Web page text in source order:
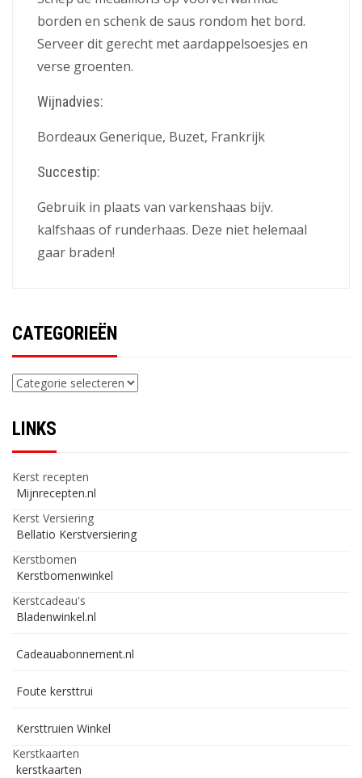
borden en schenk de saus rondom het bord.
Serveer dit gerecht met aardappelsoesjes en
verse groenten.
Wijnadvies:
Bordeaux Generique, Buzet, Frankrijk
Succestip:
Gebruik in plaats van varkenshaas bijv.
kalfshaas of runderhaas. Deze niet helemaal
gaar braden!
CATEGORIEËN
Categorieën
LINKS
Kerst recepten
Mijnrecepten.nl
Kerst Versiering
Bellatio Kerstversiering
Kerstbomen
Kerstbomenwinkel
Kerstcadeau's
Bladenwinkel.nl
Cadeauabonnement.nl
Foute kersttrui
Kersttruien Winkel
Kerstkaarten
kerstkaarten